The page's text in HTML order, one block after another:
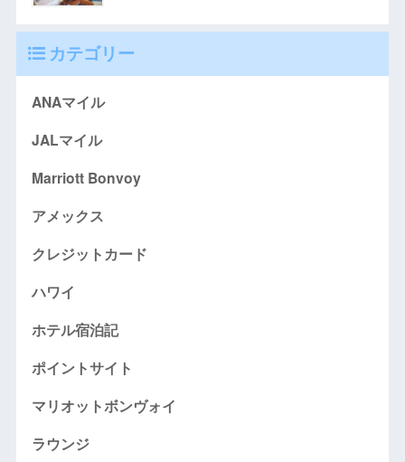
カテゴリー
ANAマイル
JALマイル
Marriott Bonvoy
アメックス
クレジットカード
ハワイ
ホテル宿泊記
ポイントサイト
マリオットボンヴォイ
ラウンジ